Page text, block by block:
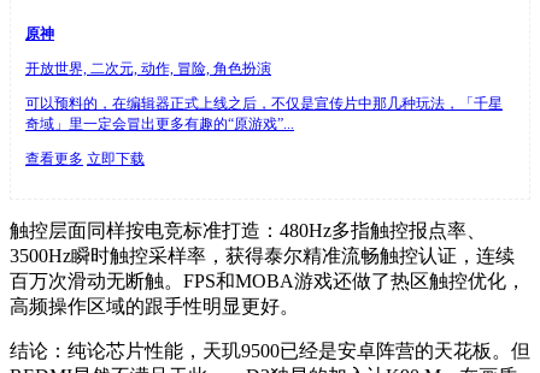
原神
开放世界, 二次元, 动作, 冒险, 角色扮演
可以预料的，在编辑器正式上线之后，不仅是宣传片中那几种玩法，「千星
奇域」里一定会冒出更多有趣的“原游戏”...
查看更多 立即下载
触控层面同样按电竞标准打造：480Hz多指触控报点率、
3500Hz瞬时触控采样率，获得泰尔精准流畅触控认证，连续
百万次滑动无断触。FPS和MOBA游戏还做了热区触控优化，
高频操作区域的跟手性明显更好。
结论：纯论芯片性能，天玑9500已经是安卓阵营的天花板。但